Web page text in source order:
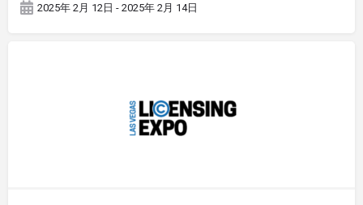
2025年 2月 12日 - 2025年 2月 14日